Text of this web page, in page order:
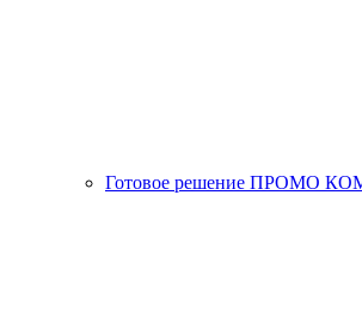
Готовое решение ПРОМО